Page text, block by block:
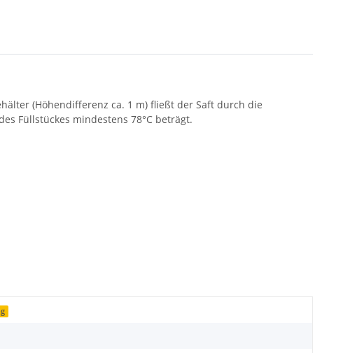
(Höhendifferenz ca. 1 m) fließt der Saft durch die
Füllstückes mindestens 78°C beträgt.